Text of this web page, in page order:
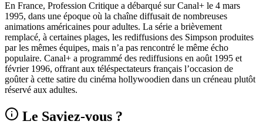
En France, Profession Critique a débarqué sur Canal+ le 4 mars
1995, dans une époque où la chaîne diffusait de nombreuses
animations américaines pour adultes. La série a brièvement
remplacé, à certaines plages, les rediffusions des Simpson produites
par les mêmes équipes, mais n’a pas rencontré le même écho
populaire. Canal+ a programmé des rediffusions en août 1995 et
février 1996, offrant aux téléspectateurs français l’occasion de
goûter à cette satire du cinéma hollywoodien dans un créneau plutôt
réservé aux adultes.
Le Saviez-vous ?